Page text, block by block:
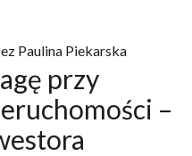
Paulina Piekarska
przy
–